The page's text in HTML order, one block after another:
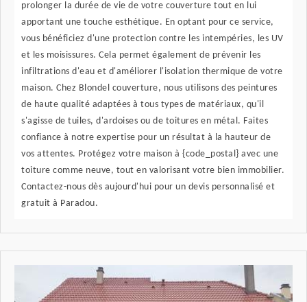
prolonger la durée de vie de votre couverture tout en lui
apportant une touche esthétique. En optant pour ce service,
vous bénéficiez d'une protection contre les intempéries, les UV
et les moisissures. Cela permet également de prévenir les
infiltrations d'eau et d'améliorer l'isolation thermique de votre
maison. Chez Blondel couverture, nous utilisons des peintures
de haute qualité adaptées à tous types de matériaux, qu'il
s'agisse de tuiles, d'ardoises ou de toitures en métal. Faites
confiance à notre expertise pour un résultat à la hauteur de
vos attentes. Protégez votre maison à {code_postal} avec une
toiture comme neuve, tout en valorisant votre bien immobilier.
Contactez-nous dès aujourd'hui pour un devis personnalisé et
gratuit à Paradou.